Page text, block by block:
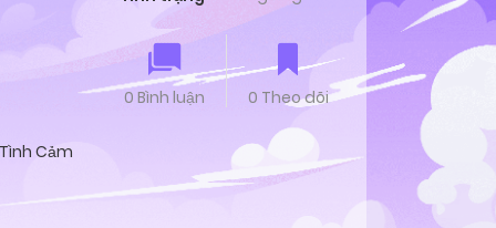
Tình Cảm
0 Bình luận 0 Theo dõi